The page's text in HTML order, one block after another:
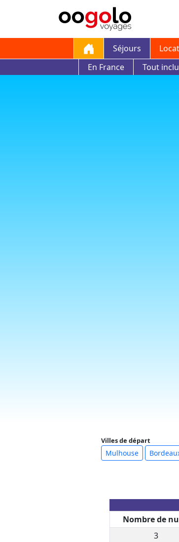
Séjours
En France
Tout
Villes de départ
Mulhouse
Nombre de
3